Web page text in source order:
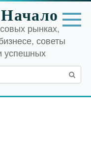
рынках,
советы
успешных